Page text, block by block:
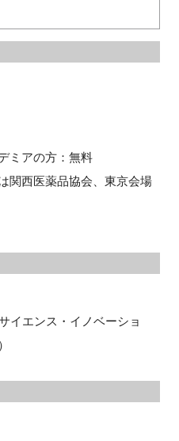
ミアの方：無料
関西医薬品協会、東京会場
イエンス・イノベーショ